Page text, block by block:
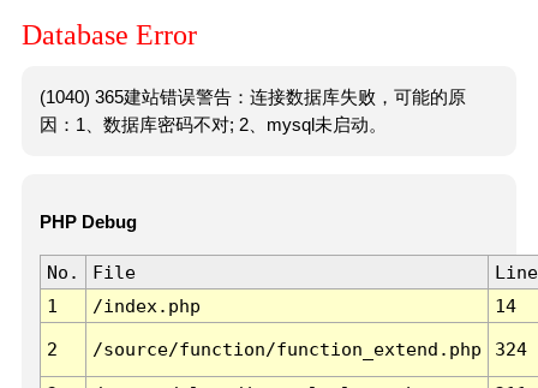
Database Error
(1040) 365建站错误警告：连接数据库失败，可能的原
因：1、数据库密码不对; 2、mysql未启动。
PHP Debug
No. File
Line
1
/index.php 14
2 /source/function/function_extend.php 324